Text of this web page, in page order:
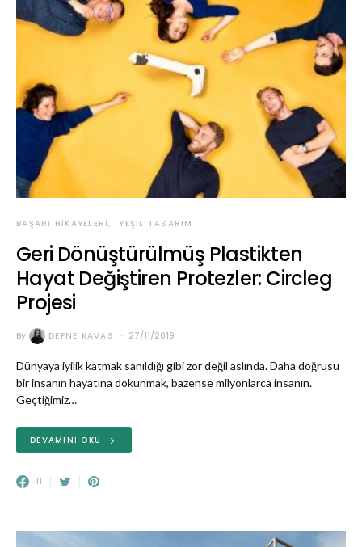
BAŞARI HIKAYELERI YEŞIL TASARIM
Geri Dönüştürülmüş Plastikten
Hayat Değiştiren Protezler: Circleg
Projesi
By DEFNE KAVAS 27/11/2019
Dünyaya iyilik katmak sanıldığı gibi zor değil aslında. Daha doğrusu
bir insanın hayatına dokunmak, bazense milyonlarca insanın.
Geçtiğimiz…
DEVAMINI OKU
11